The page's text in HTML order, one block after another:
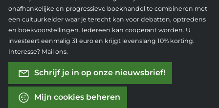
onafhankelijke en progressieve boekhandel te combineren met
een cultuurkelder waar je terecht kan voor debatten, optredens
en boekvoorstellingen. Iedereen kan coöperant worden. U
investeert eenmalig 31 euro en krijgt levenslang 10% korting.
Interesse? Mail ons.
Schrijf je in op onze nieuwsbrief!
Mijn cookies beheren